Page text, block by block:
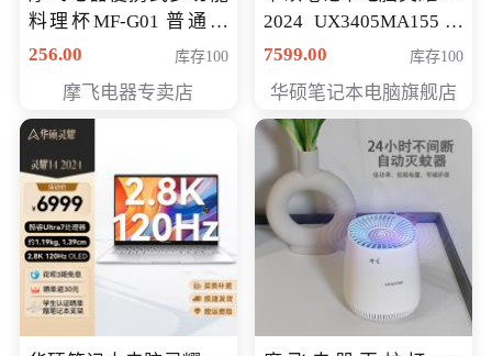
料理杯MF-G01 普通会
员专享价格118元
256.00 库存100
摩飞电器专卖店
2024 UX3405MA155冰
川银 oled 智慧轻薄本 会
7599.00 库存100
华硕笔记本电脑旗舰店